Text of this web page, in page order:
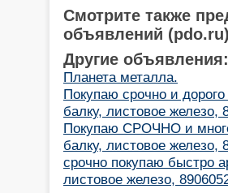
Смотрите также
объявлений
Другие объявления:
Планета металла.
Покупаю срочно и
балку, листовое железо,
Покупаю СРОЧНО и
балку, листовое железо,
срочно покупаю быстро
листовое железо,